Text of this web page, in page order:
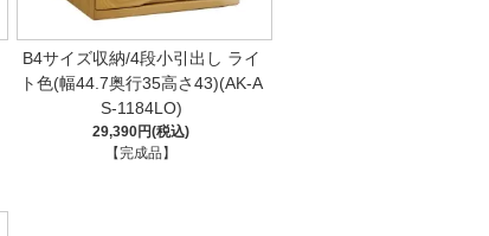
B4サイズ収納/4段小引出し ライ
ト色(幅44.7奥行35高さ43)(AK-A
S-1184LO)
29,390円(税込)
【完成品】